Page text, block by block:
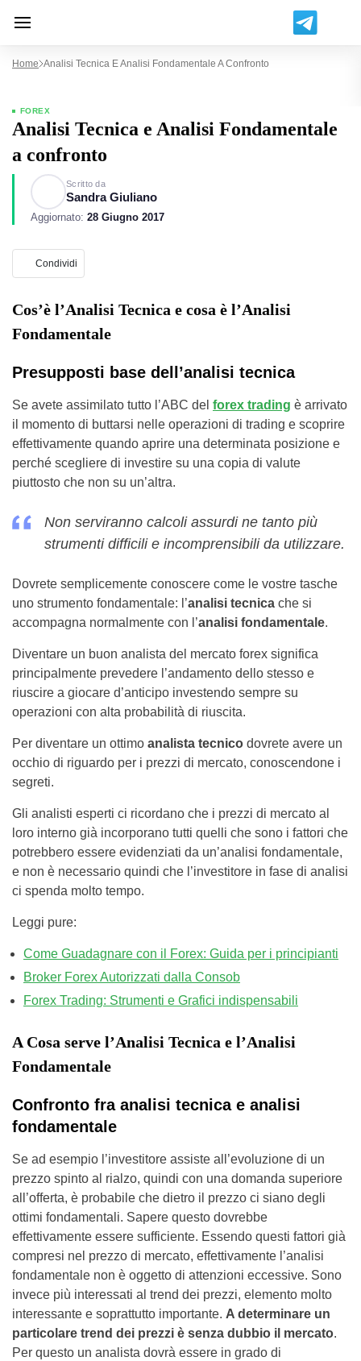
Home Analisi Tecnica E Analisi Fondamentale A Confronto
FOREX
Analisi Tecnica e Analisi Fondamentale
a confronto
Scritto da
Sandra Giuliano
Aggiornato: 28 Giugno 2017
Condividi
Cos’è l’Analisi Tecnica e cosa è l’Analisi
Fondamentale
Presupposti base dell’analisi tecnica
Se avete assimilato tutto l’ABC del forex trading è arrivato
il momento di buttarsi nelle operazioni di trading e scoprire
effettivamente quando aprire una determinata posizione e
perché scegliere di investire su una copia di valute
piuttosto che non su un’altra.
Non serviranno calcoli assurdi ne tanto più
strumenti difficili e incomprensibili da utilizzare.
Dovrete semplicemente conoscere come le vostre tasche
uno strumento fondamentale: l’analisi tecnica che si
accompagna normalmente con l’analisi fondamentale.
Diventare un buon analista del mercato forex significa
principalmente prevedere l’andamento dello stesso e
riuscire a giocare d’anticipo investendo sempre su
operazioni con alta probabilità di riuscita.
Per diventare un ottimo analista tecnico dovrete avere un
occhio di riguardo per i prezzi di mercato, conoscendone i
segreti.
Gli analisti esperti ci ricordano che i prezzi di mercato al
loro interno già incorporano tutti quelli che sono i fattori che
potrebbero essere evidenziati da un’analisi fondamentale,
e non è necessario quindi che l’investitore in fase di analisi
ci spenda molto tempo.
Leggi pure:
Come Guadagnare con il Forex: Guida per i principianti
Broker Forex Autorizzati dalla Consob
Forex Trading: Strumenti e Grafici indispensabili
A Cosa serve l’Analisi Tecnica e l’Analisi
Fondamentale
Confronto fra analisi tecnica e analisi
fondamentale
Se ad esempio l’investitore assiste all’evoluzione di un
prezzo spinto al rialzo, quindi con una domanda superiore
all’offerta, è probabile che dietro il prezzo ci siano degli
ottimi fondamentali. Sapere questo dovrebbe
effettivamente essere sufficiente. Essendo questi fattori già
compresi nel prezzo di mercato, effettivamente l’analisi
fondamentale non è oggetto di attenzioni eccessive. Sono
invece più interessati al trend dei prezzi, elemento molto
interessante e soprattutto importante. A determinare un
particolare trend dei prezzi è senza dubbio il mercato.
Per questo un analista dovrà essere in grado di